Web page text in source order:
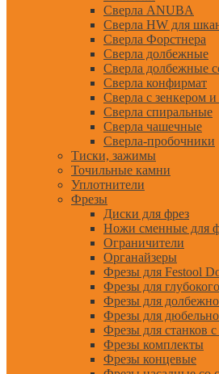
Сверла ANUBA
Сверла HW для
Сверла Форстнера
Сверла долбежные
Сверла долбежные
Сверла конфирмат
Сверла с зенкером
Сверла спиральные
Сверла чашечные
Сверла-пробочники
Тиски, зажимы
Точильные камни
Уплотнители
Фрезы
Диски для фрез
Ножи сменные для
Ограничители
Органайзеры
Фрезы для Festool
Фрезы для
Фрезы для
Фрезы для
Фрезы для станков
Фрезы комплекты
Фрезы концевые